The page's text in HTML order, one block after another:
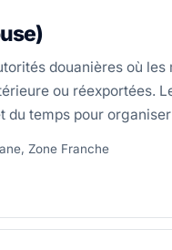
douanières où
ou réexportées.
temps pour
Zone Franche